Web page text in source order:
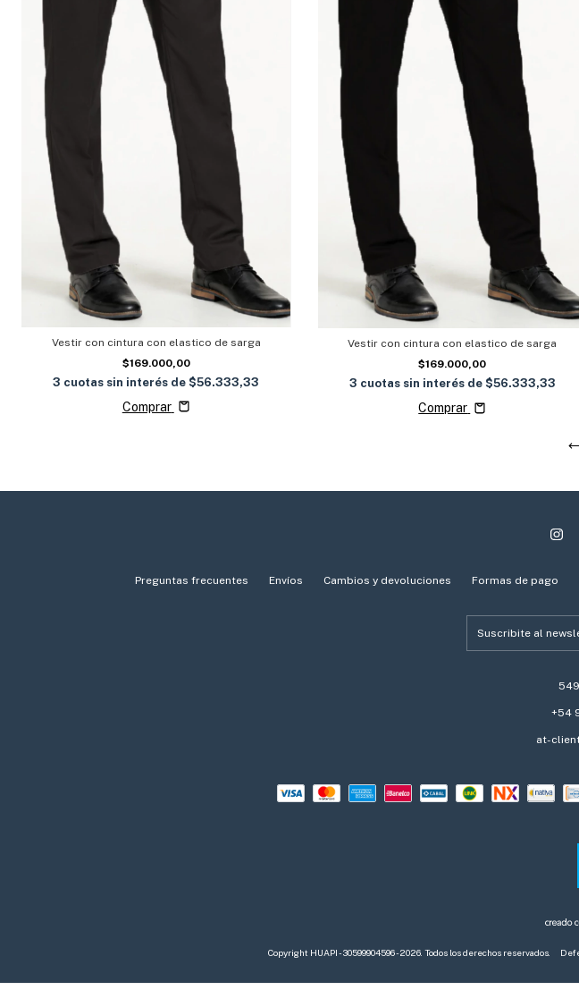
Vestir con cintura con elastico de sarga
$169.000,00
3 cuotas sin interés de$56.333,33
Comprar
Vestir con cintura con elastico de sarga
$169.000,00
3 cuotas sin interés de $56.333,33
Comprar
Preguntas frecuentes Envíos Cambios y devoluciones Formas de pago
+54
at-
Copyright HUAPI - 30599904596 - 2026. Todos los derechos reservados.